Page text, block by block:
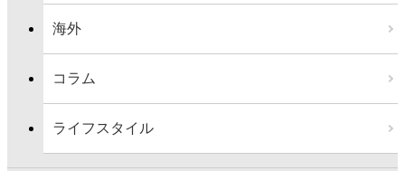
海外
コラム
ライフスタイル